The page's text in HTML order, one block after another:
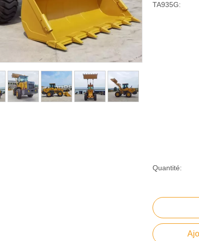
TA935G:
Quantité: